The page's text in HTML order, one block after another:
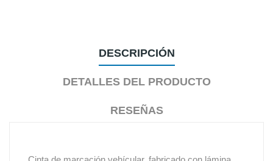
DESCRIPCIÓN
DETALLES DEL PRODUCTO
RESEÑAS